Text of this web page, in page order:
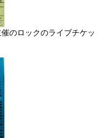
のロックのライブチケッ